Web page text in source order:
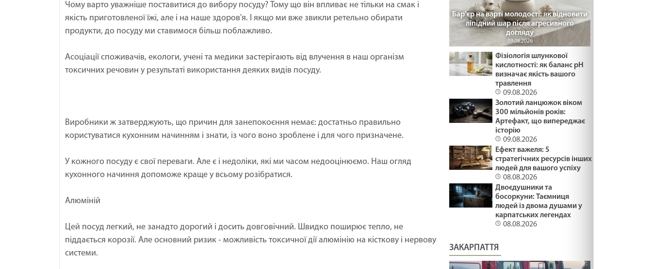
Чому варто уважніше поставитися до вибору посуду? Тому що він впливає не тільки на смак і
якість приготовленої їжі, але і на наше здоров'я. І якщо ми вже звикли ретельно обирати
продукти, до посуду ми ставимося більш поблажливо.
Асоціації споживачів, екологи, учені та медики застерігають від влучення в наш організм
токсичних речовин у результаті використання деяких видів посуду.
Виробники ж затверджують, що причин для занепокоєння немає: достатньо правильно
користуватися кухонним начинням і знати, із чого воно зроблене і для чого призначене.
У кожного посуду є свої переваги. Але є і недоліки, які ми часом недооцінюємо. Наш огляд
кухонного начиння допоможе краще у всьому розібратися.
Алюміній
Цей посуд легкий, не занадто дорогий і досить довговічний. Швидко поширює тепло, не
піддається корозії. Але основний ризик - можливість токсичної дії алюмінію на кісткову і нервову
системи.
Бар’єр на варті молодості: як відновити
ліпідний шар після агресивного
догляду
09.08.2026
Фізіологія шлункової
кислотності: як баланс pH
визначає якість вашого
травлення
09.08.2026
Золотий ланцюжок віком
300 мільйонів років:
Артефакт, що випереджає
історію
09.08.2026
Ефект важеля: 5
стратегічних ресурсів інших
людей для вашого успіху
08.08.2026
Двоєдушники та
босоркуни: Таємниця
людей із двома душами у
карпатських легендах
08.08.2026
ЗАКАРПАТТЯ